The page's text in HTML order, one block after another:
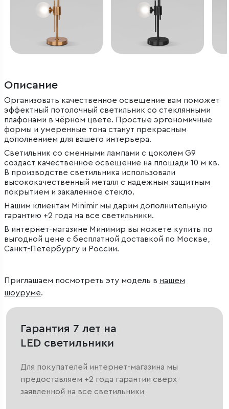
Описание
Организовать качественное освещение вам поможет
эффектный потолочный светильник со стеклянными
плафонами в чёрном цвете. Простые эргономичные
формы и умеренные тона станут прекрасным
дополнением для вашего интерьера.
Светильник со сменными лампами с цоколем G9
создаст качественное освещение на площади 10 м кв.
В производстве светильника использовали
высококачественный металл с надежным защитным
покрытием и закаленное стекло.
Нашим клиентам Minimir мы дарим дополнительную
гарантию +2 года на все светильники.
В интернет-магазине Минимир вы можете купить по
выгодной цене с бесплатной доставкой по Москве,
Санкт-Петербургу и России.
Приглашаем посмотреть эту модель в нашем
шоуруме.
Гарантия 7 лет на
LED светильники
Для покупателей интернет-магазина мы
предоставляем +2 года гарантии сверх
заявленной на все светильники